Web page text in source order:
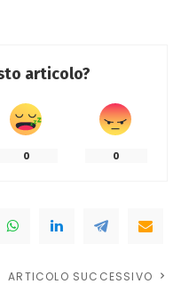
articolo?
0 0
ARTICOLO SUCCESSIVO